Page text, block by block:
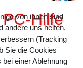
Hilfe
von ihnen sind
andere uns helfen,
(Tracking
Sie die Cookies
einer Ablehnung